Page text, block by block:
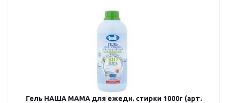
Гель НАША МАМА для ежедн. стирки 1000г (арт.